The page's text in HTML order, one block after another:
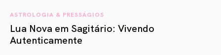
ASTROLOGIA & PRESSÁGIOS
Lua Nova em Sagitário: Vivendo
Autenticamente